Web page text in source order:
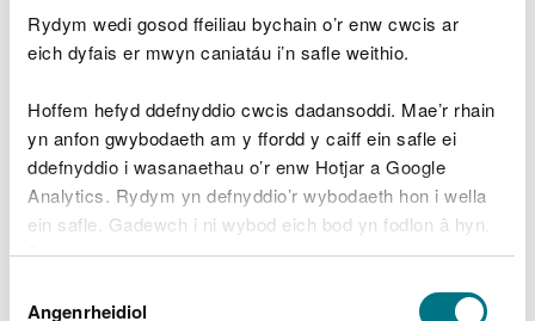
Rydym wedi gosod ffeiliau bychain o’r enw cwcis ar
eich dyfais er mwyn caniatáu i’n safle weithio.
Hoffem hefyd ddefnyddio cwcis dadansoddi. Mae’r rhain
yn anfon gwybodaeth am y ffordd y caiff ein safle ei
ddefnyddio i wasanaethau o’r enw Hotjar a Google
Analytics. Rydym yn defnyddio’r wybodaeth hon i wella
ein safle. Gadewch i ni wybod eich bod yn fodlon â hyn.
Byddwn yn defnyddio cwci i gadw eich dewis.
Gellirdarllen mwy am ein cwcis cyn i chi ddewis.
Caniatâd
Angenrheidiol
Diogelu ansawdd dŵr afonydd Sir Ddinbych
Y diweddaraf am y risg o lygredd yn
nyfroedd ymdrochi Dinbych-y-pysgod
Porfeydd unigryw yr iseldir yn noddfa i löyn
byw sydd dan fygythiad
Amheuaeth o bla cimwch yr afon ger
Llanfair-ym-Muallt: Annog y cyhoedd i aros
allan o Afon Irfon
Dau gi bach yn mynd i’r coed... Agor maes